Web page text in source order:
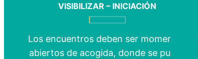
VISIBILIZAR – INICIACIÓN
Los encuentros deben ser momentos
abiertos de acogida, donde se pueda